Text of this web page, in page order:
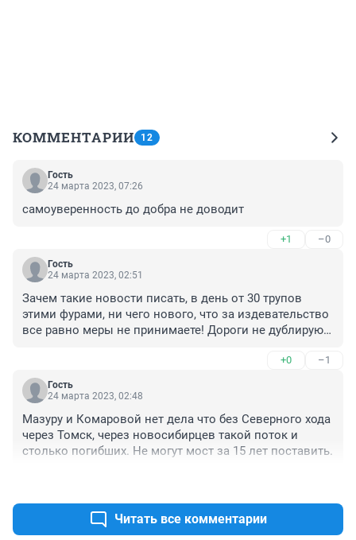
КОММЕНТАРИИ 12
Гость
24 марта 2023, 07:26
самоуверенность до добра не доводит
+1 –0
Гость
24 марта 2023, 02:51
Зачем такие новости писать, в день от 30 трупов
этими фурами, ни чего нового, что за издевательство
все равно меры не принимаете! Дороги не дублируют,
+0 –1
Гость
24 марта 2023, 02:48
Мазуру и Комаровой нет дела что без Северного хода
через Томск, через новосибирцев такой поток и
столько погибших. Не могут мост за 15 лет поставить.
Читать все комментарии